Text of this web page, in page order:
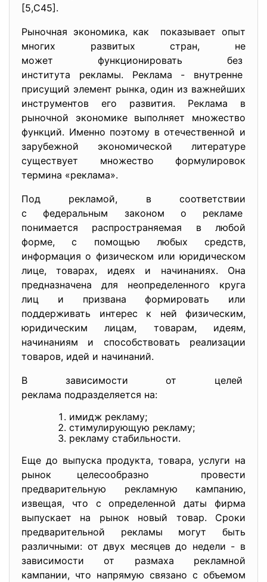
[5,С45].
Рыночная экономика, как показывает опыт
многих развитых стран, не
может функционировать без
института рекламы. Реклама - внутренне
присущий элемент рынка, один из важнейших
инструментов его развития. Реклама в
рыночной экономике выполняет множество
функций. Именно поэтому в отечественной и
зарубежной экономической литературе
существует множество формулировок
термина «реклама».
Под рекламой, в соответствии
с федеральным законом о рекламе
понимается распространяемая в любой
форме, с помощью любых средств,
информация о физическом или юридическом
лице, товарах, идеях и начинаниях. Она
предназначена для неопределенного круга
лиц и призвана формировать или
поддерживать интерес к ней физическим,
юридическим лицам, товарам, идеям,
начинаниям и способствовать реализации
товаров, идей и начинаний.
В зависимости от целей
реклама подразделяется на:
имидж рекламу;
стимулирующую рекламу;
рекламу стабильности.
Еще до выпуска продукта, товара, услуги на
рынок целесообразно провести
предварительную рекламную кампанию,
извещая, что с определенной даты фирма
выпускает на рынок новый товар. Сроки
предварительной рекламы могут быть
различными: от двух месяцев до недели - в
зависимости от размаха рекламной
кампании, что напрямую связано с объемом